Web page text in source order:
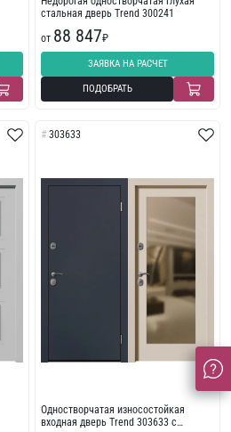
стальная дверь Trend 300241
от 88 847₽
ЗАЯВКА НА РАСЧЕТ
ПОДОБРАТЬ
303633
Одностворчатая износостойкая
входная дверь Trend 303633 с